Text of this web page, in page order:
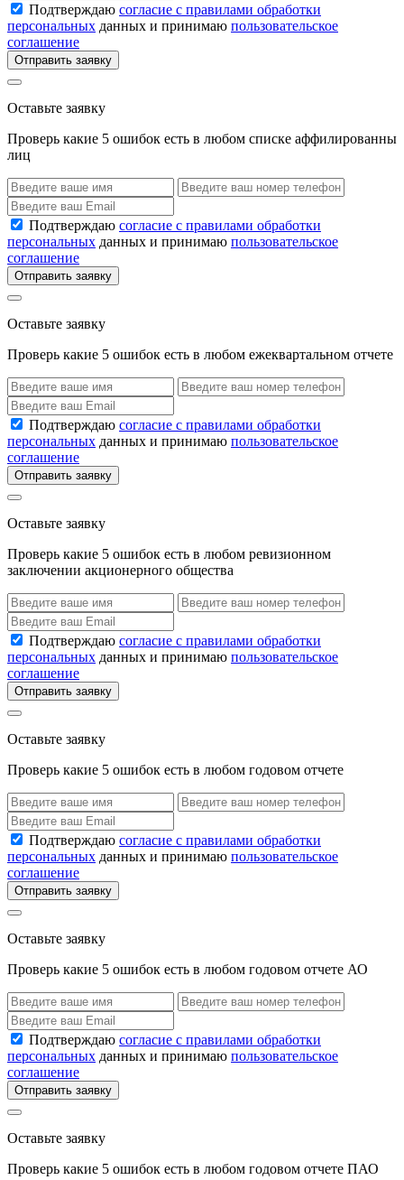
Подтверждаю согласие с правилами обработки
персональных данных и принимаю пользовательское
соглашение
Отправить заявку
Оставьте заявку
Проверь какие 5 ошибок есть в любом списке аффилированны
лиц
Подтверждаю согласие с правилами обработки
персональных данных и принимаю пользовательское
соглашение
Отправить заявку
Оставьте заявку
Проверь какие 5 ошибок есть в любом ежеквартальном отчете
Подтверждаю согласие с правилами обработки
персональных данных и принимаю пользовательское
соглашение
Отправить заявку
Оставьте заявку
Проверь какие 5 ошибок есть в любом ревизионном
заключении акционерного общества
Подтверждаю согласие с правилами обработки
персональных данных и принимаю пользовательское
соглашение
Отправить заявку
Оставьте заявку
Проверь какие 5 ошибок есть в любом годовом отчете
Подтверждаю согласие с правилами обработки
персональных данных и принимаю пользовательское
соглашение
Отправить заявку
Оставьте заявку
Проверь какие 5 ошибок есть в любом годовом отчете АО
Подтверждаю согласие с правилами обработки
персональных данных и принимаю пользовательское
соглашение
Отправить заявку
Оставьте заявку
Проверь какие 5 ошибок есть в любом годовом отчете ПАО